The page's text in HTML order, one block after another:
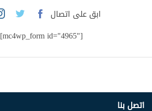
ابق على اتصال
[mc4wp_form id="4965"]
اتصل بنا